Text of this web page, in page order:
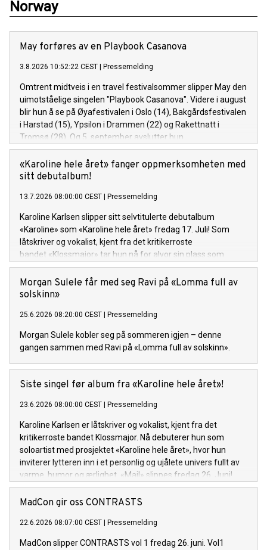
Norway
May forføres av en Playbook Casanova
3.8.2026 10:52:22 CEST Pressemelding
Omtrent midtveis i en travel festivalsommer slipper May den
uimotståelige singelen "Playbook Casanova". Videre i august
blir hun å se på Øyafestivalen i Oslo (14), Bakgårdsfestivalen
i Harstad (15), Ypsilon i Drammen (22) og Rakettnatt i
Tromsø (28). Og 5. september avslutter hun
festivalsesongen med Spirefest i Ålesund.
«Karoline hele året» fanger oppmerksomheten med
sitt debutalbum!
13.7.2026 08:00:00 CEST Pressemelding
Karoline Karlsen slipper sitt selvtitulerte debutalbum
«Karoline» som «Karoline hele året» fredag 17. Juli! Som
låtskriver og vokalist, kjent fra det kritikerroste
bandet «Klossmajor» tar hun nå for alvor sin plass som
soloartist. Lytteren inviteres inn i et personlig og ujålete
univers fullt av varme, humor og ærlighet.
Morgan Sulele får med seg Ravi på «Lomma full av
solskinn»
25.6.2026 08:20:00 CEST Pressemelding
Morgan Sulele kobler seg på sommeren igjen – denne
gangen sammen med Ravi på «Lomma full av solskinn».
Siste singel før album fra «Karoline hele året»!
23.6.2026 08:00:00 CEST Pressemelding
Karoline Karlsen er låtskriver og vokalist, kjent fra det
kritikerroste bandet Klossmajor. Nå debuterer hun som
soloartist med prosjektet «Karoline hele året», hvor hun
inviterer lytteren inn i et personlig og ujålete univers fullt av
varme, humor og ærlighet. «Mail» slippes fredag 26. Juni!
MadCon gir oss CONTRASTS
22.6.2026 08:07:00 CEST Pressemelding
MadCon slipper CONTRASTS vol 1 fredag 26. juni. Vol1